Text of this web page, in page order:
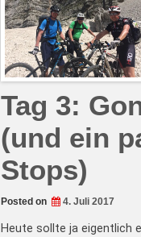
Tag 3:
(und ein
Stops)
Posted on 4. Juli 2017
Heute sollte ja eigentlich